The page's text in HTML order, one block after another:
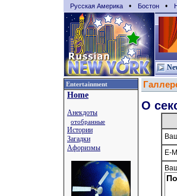
Русская Америка • Бостон •
Entertainment
Home
Анекдоты
отобранные
Истории
Загадки
Афоризмы
О
E-